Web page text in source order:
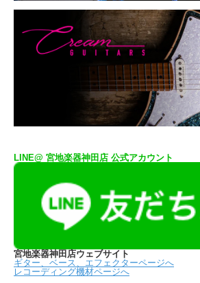
LINE@ 宮地楽器神田店 公式アカウント
宮地楽器神田店ウェブサイト
ギター、ベース、エフェクターページへ
レコーディング機材ページへ